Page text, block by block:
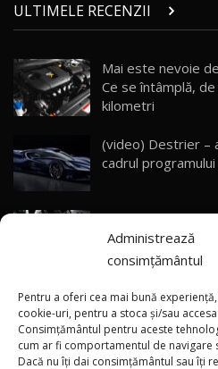
Administrează
consimțământul
Pentru a oferi cea mai bună
cookie-uri, pentru a stoca și/sau
Consimțământul pentru aceste
cum ar fi comportamentul de navigare
Dacă nu îți dai consimțământul sau îți
28
Noul Geely
dotat / Test
ZEEKR 9X -
CUM SE CONDUCE?
33:40
30
Primele impresii
Sealion 7 și Seal
AutoBlog.MD
13:56
Noul Volvo EX90
32:06
MG RX5 - își
ULTIMELE RECENZII
Mai este nevoie
Ce se întâmplă,
kilometri
(video) Destrier –
cadrul
(video) SRT
care elimină
ANRE:
Golf influențează
Moldova